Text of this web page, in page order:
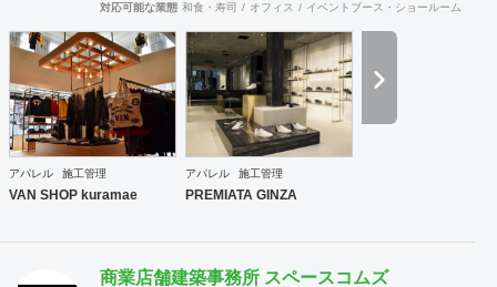
月期） 【主要得意先】全国主要百貨店、アパレルメーカー、
ェーン店、デザイン設計事務所、各種学校、病医院な
ど
対応可能な業態 和食・寿司 オフィス イベントブース・ショールーム
アパレル 施工管理
VAN SHOP kuramae
アパレル 施工管理
PREMIATA GINZA
商業店舗建築事務所 スペースコムズ